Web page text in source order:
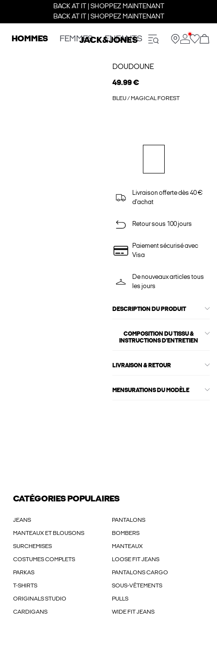
BACK AT IT | SHOPPEZ MAINTENANT
BACK AT IT | SHOPPEZ MAINTENANT
HOMMES FEMMES ENFANTS
DOUDOUNE
49.99 €
BLEU / MAGICAL FOREST
Livraison offerte dès 40 €
d'achat
Retour sous 100 jours
Paiement sécurisé avec
Visa
De nouveaux articles tous
les jours
DESCRIPTION DU PRODUIT
COMPOSITION DU TISSU &
INSTRUCTIONS D'ENTRETIEN
LIVRAISON & RETOUR
MENSURATIONS DU MODÈLE
CATÉGORIES POPULAIRES
JEANS PANTALONS
MANTEAUX ET BLOUSONS BOMBERS
SURCHEMISES MANTEAUX
COSTUMES COMPLETS LOOSE FIT JEANS
PARKAS PANTALONS CARGO
T-SHIRTS SOUS-VÊTEMENTS
ORIGINALS STUDIO PULLS
CARDIGANS WIDE FIT JEANS